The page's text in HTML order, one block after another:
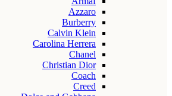
Azzaro
Burberry
Calvin Klein
Carolina Herrera
Chanel
Christian Dior
Coach
Creed